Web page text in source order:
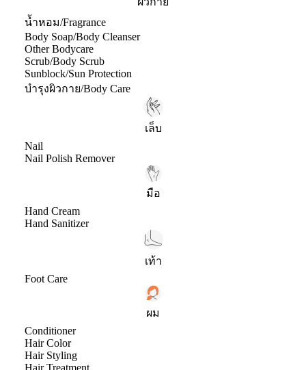
น้ำหอม/Fragrance
Body Soap/Body Cleanser
Other Bodycare
Scrub/Body Scrub
Sunblock/Sun Protection
บำรุงผิวกาย/Body Care
เล็บ
Nail
Nail Polish Remover
มือ
Hand Cream
Hand Sanitizer
เท้า
Foot Care
ผม
Conditioner
Hair Color
Hair Styling